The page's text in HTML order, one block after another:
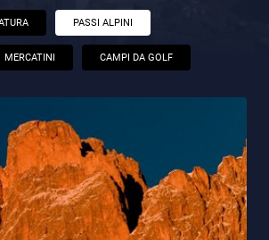
PASSI ALPINI
MERCATINI CAMPI DA GOLF